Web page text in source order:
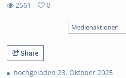
2561
0
Medienaktionen
Share
hochgeladen 23. Oktober 2025